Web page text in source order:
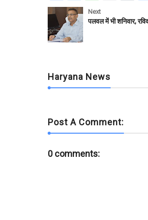
e
b
o
o
k
t
e
r
t
s
l
r
Next
पलवल में भी शनिवार,
Haryana News
Post A Comment:
0 comments: